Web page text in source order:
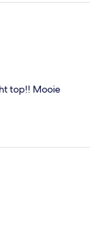
top!! Mooie